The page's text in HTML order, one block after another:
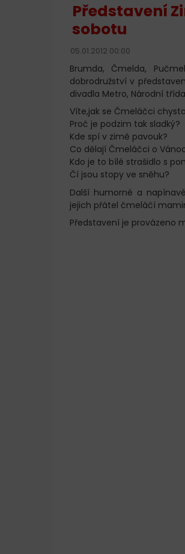
Představení
sobotu
05.01.2012 00:00
Brumda, Čmelda,
dobrodružství v
divadla Metro, Národní
Víte,jak se Čmeláčci
Proč je podzim tak sladký?
Kde spí v zimě pavouk?
Co dělají Čmeláčci o
Kdo je to bílé strašidlo s
Čí jsou stopy ve sněhu?
Další humorné a
jejich přátel čmeláčí
Představení je provázeno